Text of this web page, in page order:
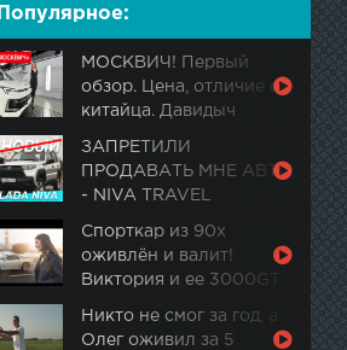
Популярное:
МОСКВИЧ! Первый
обзор. Цена, отличие от
китайца. Давидыч
ЗАПРЕТИЛИ
ПРОДАВАТЬ МНЕ АВТО
- NIVA TRAVEL
Спорткар из 90х
оживлён и валит!
Виктория и ее 3000GT.
Никто не смог за год, а
Олег оживил за 5